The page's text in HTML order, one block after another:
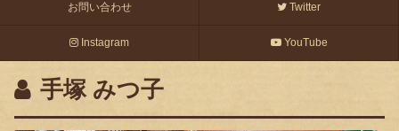
お問い合わせ Twitter
Instagram YouTube
手塚 みつ子